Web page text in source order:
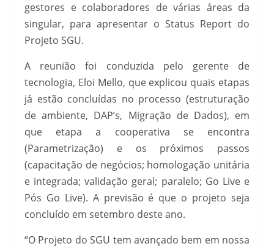
gestores e colaboradores de várias áreas da
singular, para apresentar o Status Report do
Projeto SGU.
A reunião foi conduzida pelo gerente de
tecnologia, Eloi Mello, que explicou quais etapas
já estão concluídas no processo (estruturação
de ambiente, DAP’s, Migração de Dados), em
que etapa a cooperativa se encontra
(Parametrização) e os próximos passos
(capacitação de negócios; homologação unitária
e integrada; validação geral; paralelo; Go Live e
Pós Go Live). A previsão é que o projeto seja
concluído em setembro deste ano.
“O Projeto do SGU tem avançado bem em nossa